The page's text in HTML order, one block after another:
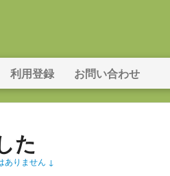
利用登録 お問い合わせ
た
ありません ↓